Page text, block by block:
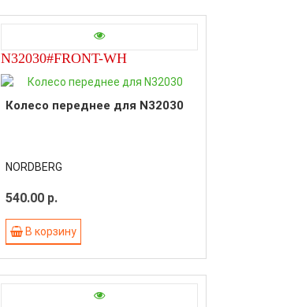
N32030#FRONT-WH
Колесо переднее для N32030
NORDBERG
540.00 р.
В корзину